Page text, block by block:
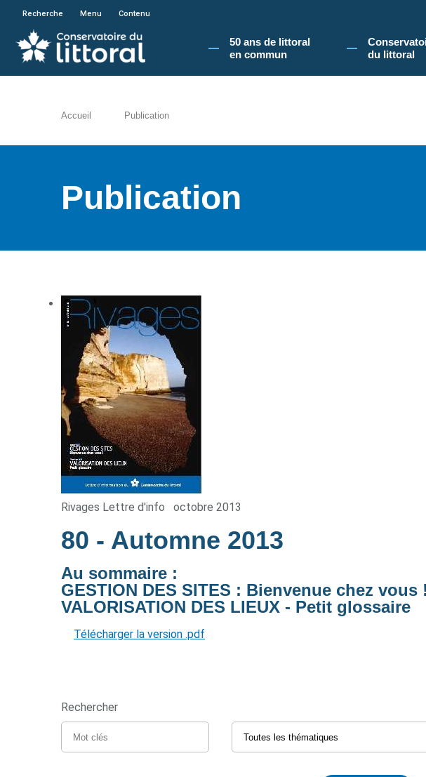
En poursuivant votre navigation sur le site du Conservatoire du littoral,
Recherche Menu Contenu
50 ans de littoral
en commun​
du littoral
Accueil Publication
Publication
Rivages Lettre d'info octobre 2013
80 - Automne 2013
Au sommaire :
GESTION DES SITES : Bienvenue chez vous !
VALORISATION DES LIEUX - Petit glossaire
Télécharger la version .pdf
Rechercher